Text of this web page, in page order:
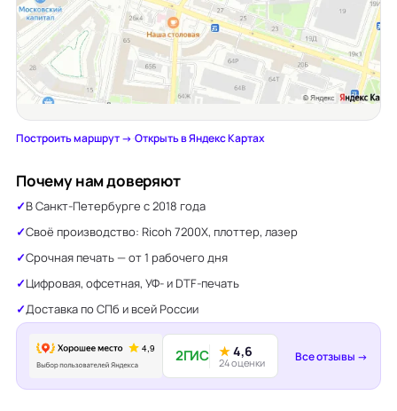
Построить маршрут →·Открыть в Яндекс Картах
Почему нам доверяют
В Санкт-Петербурге с 2018 года
Своё производство: Ricoh 7200X, плоттер, лазер
Срочная печать — от 1 рабочего дня
Цифровая, офсетная, УФ- и DTF-печать
Доставка по СПб и всей России
2ГИС ★4,6
24 оценки Все отзывы →